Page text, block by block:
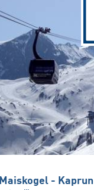
- Kaprun